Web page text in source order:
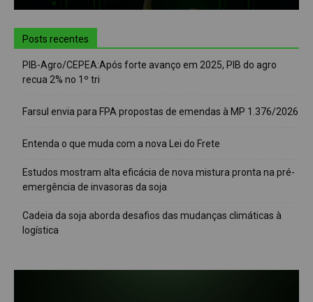
Posts recentes
PIB-Agro/CEPEA:Após forte avanço em 2025, PIB do agro
recua 2% no 1º tri
Farsul envia para FPA propostas de emendas à MP 1.376/2026
Entenda o que muda com a nova Lei do Frete
Estudos mostram alta eficácia de nova mistura pronta na pré-
emergência de invasoras da soja
Cadeia da soja aborda desafios das mudanças climáticas à
logística